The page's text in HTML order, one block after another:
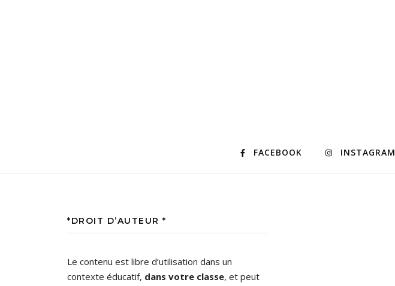
FACEBOOK INSTAGRAM
*DROIT D’AUTEUR *
Le contenu est libre d’utilisation dans un
contexte éducatif, dans votre classe, et peut